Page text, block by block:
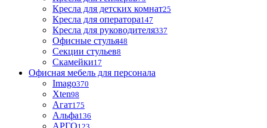
Кресла для детских комнат25
Кресла для оператора147
Кресла для руководителя337
Офисные стулья48
Секции стульев8
Скамейки17
Офисная мебель для персонала
Imago370
Xten98
Агат175
Альфа136
АРГО